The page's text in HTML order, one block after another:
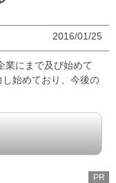
2016/01/25
業にまで及び始めて
し始めており、今後の
PR